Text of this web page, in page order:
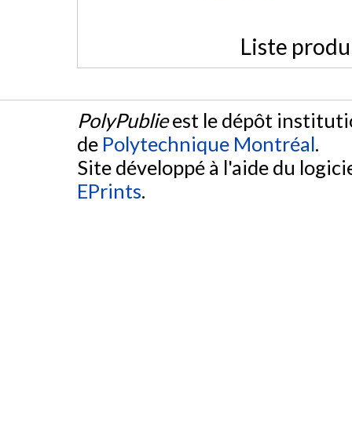
Liste
PolyPublieest le dépôt
de Polytechnique Montréal.
Site développé à l'aide du
EPrints.